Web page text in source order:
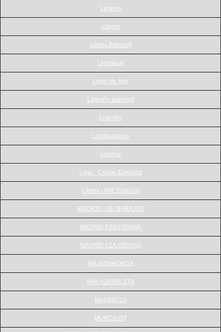
Linares
Llanes
Lleida Bahnhof
Llobregat
Lloret de Mar
Logroño Bahnhof
Logroño
Los Alcázares
Lucena
Lugo - Curros Enriquez
Lérida - AVE Estación
MADRID - NH BARAJAS
MADRID PZA ESPANA
MADRID PZA ESPANA
MAJADAHONDA
MALAGA RR STN
MARBELLA
MURCIA DT